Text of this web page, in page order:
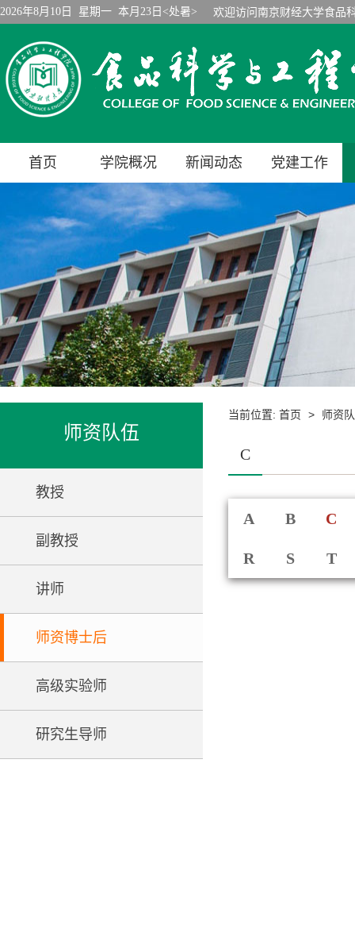
2026年8月10日 星期一 本月23日<处暑> 欢迎访问南京财经大学食品
首页 学院概况 新闻动态 党建工作
师资队伍
教授
副教授
讲师
师资博士后
高级实验师
研究生导师
当前位置: 首页 > 师资
C
A B C
R S T